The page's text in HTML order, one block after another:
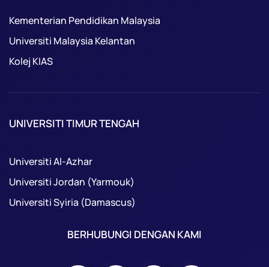
Kementerian Pendidikan Malaysia
Universiti Malaysia Kelantan
Kolej KIAS
UNIVERSITI TIMUR TENGAH
Universiti Al-Azhar
Universiti Jordan (Yarmouk)
Universiti Syiria (Damascus)
BERHUBUNGI DENGAN KAMI